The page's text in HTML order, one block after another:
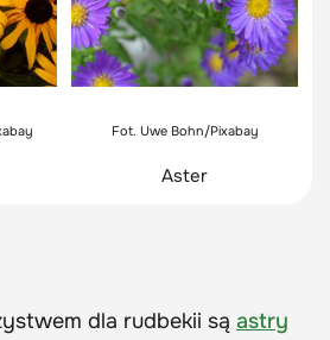
Fot. Uwe Bohn/Pixabay
Aster
dla rudbekii są astry